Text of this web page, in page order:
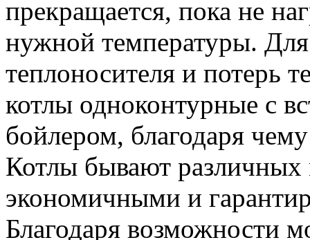
прекращается, пока не
нужной температуры.
теплоносителя и потерь
котлы одноконтурные с
бойлером, благодаря
Котлы бывают различных
экономичными и
Благодаря возможности